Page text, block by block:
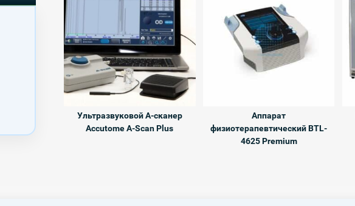
Ультразвуковой A-сканер
Accutome A-Scan Plus
Аппарат
физиотерапевтический BTL-
4625 Premium